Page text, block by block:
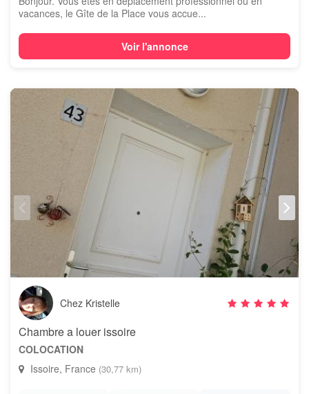
vacances, le Gîte de la Place vous accue...
Voir l'annonce
Chez Kristelle
Chambre a louer issoire
COLOCATION
Issoire, France (30,77 km)